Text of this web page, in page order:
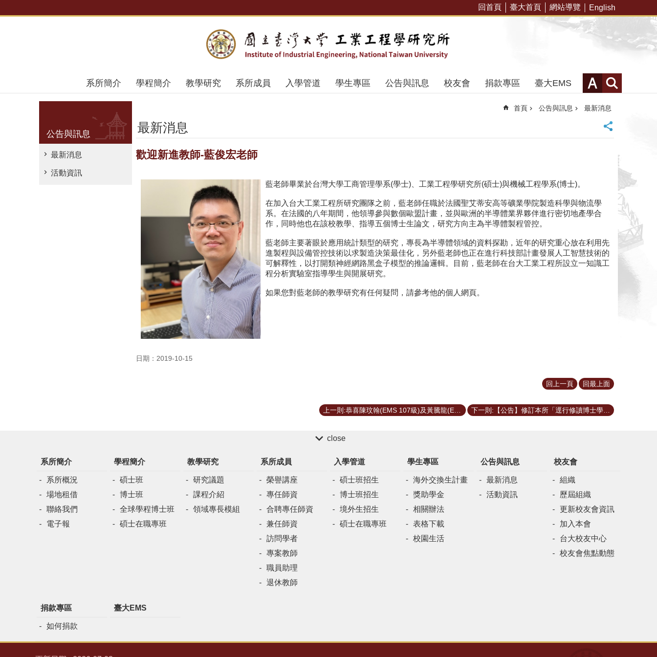
回首頁 臺大首頁 網站導覽 English
系所簡介 學程簡介 教學研究 系所成員 入學管道 學生專區 公告與訊息 校友會 捐款專區 臺大EMS
公告與訊息
最新消息
活動資訊
首頁 公告與訊息 最新消息
最新消息
歡迎新進教師-藍俊宏老師
藍老師畢業於台灣大學工商管理學系(學士)、工業工程學研究所(碩士)與機械工程學系(博士)。
在加入台大工業工程所研究團隊之前，藍老師任職於法國聖艾蒂安高等礦業學院製造科學與物流學
系。在法國的八年期間，他領導參與數個歐盟計畫，並與歐洲的半導體業界夥伴進行密切地產學合
作，同時他也在該校教學、指導五個博士生論文，研究方向主為半導體製程管控。
藍老師主要著眼於應用統計類型的研究，專長為半導體領域的資料探勘，近年的研究重心放在利用先
進製程與設備管控技術以求製造決策最佳化，另外藍老師也正在進行科技部計畫發展人工智慧技術的
可解釋性，以打開類神經網路黑盒子模型的推論邏輯。目前，藍老師在台大工業工程所設立一知識工
程分析實驗室指導學生與開展研究。
如果您對藍老師的教學研究有任何疑問，請參考他的個人網頁。
日期：2019-10-15
回上一頁 回最上面
close
系所簡介
系所概況
場地租借
聯絡我們
電子報
學程簡介
碩士班
博士班
全球學程博士班
碩士在職專班
教學研究
研究議題
課程介紹
領域專長模組
系所成員
榮譽講座
專任師資
合聘專任師資
兼任師資
訪問學者
專案教師
職員助理
退休教師
入學管道
碩士班招生
博士班招生
境外生招生
碩士在職專班
學生專區
海外交換生計畫
獎助學金
相關辦法
表格下載
校園生活
公告與訊息
最新消息
活動資訊
校友會
組織
歷屆組織
更新校友會資訊
加入本會
台大校友中心
校友會焦點動態
捐款專區
如何捐款
臺大EMS